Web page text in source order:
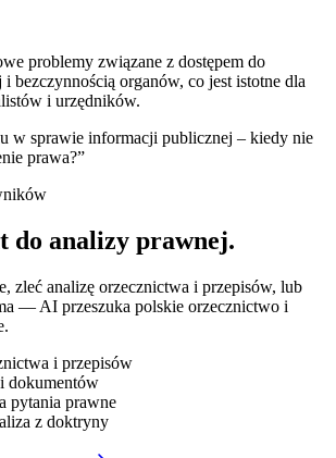
problemy związane z dostępem do
bezczynnością organów, co jest istotne dla
i urzędników.
w sprawie informacji publicznej – kiedy nie
prawa?”
do analizy prawnej.
zleć analizę orzecznictwa i przepisów, lub
— AI przeszuka polskie orzecznictwo i
i przepisów
dokumentów
pytania prawne
z doktryny